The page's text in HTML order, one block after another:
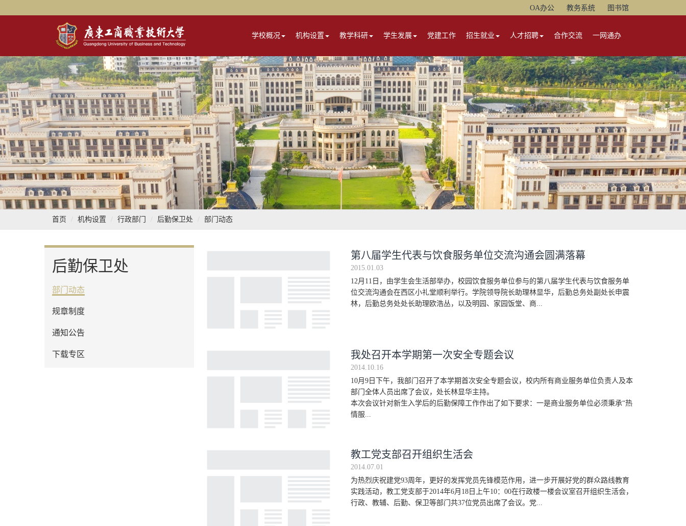
OA办公 教务系统 图书馆
学校概况 机构设置 教学科研 学生发展 党建工作 招生就业 人才招聘 合作交流 一网通办
首页 机构设置 行政部门 后勤保卫处 部门动态
后勤保卫处
部门动态
规章制度
通知公告
下载专区
第八届学生代表与饮食服务单位交流沟通会圆满落幕
2015.01.03
12月11日，由学生会生活部举办，校园饮食服务单位参与的第八届学生代表与饮食服务单
位交流沟通会在西区小礼堂顺利举行。学院领导院长助理林显华，后勤总务处副处长申震
林，后勤总务处处长助理欧浩丛，以及明园、家园饭堂、商...
我处召开本学期第一次安全专题会议
2014.10.16
10月9日下午，我部门召开了本学期首次安全专题会议，校内所有商业服务单位负责人及本
部门全体人员出席了会议，处长林显华主持。
本次会议针对新生入学后的后勤保障工作作出了如下要求：一是商业服务单位必须秉承“热
情服...
教工党支部召开组织生活会
2014.07.01
为热烈庆祝建党93周年，更好的发挥党员先锋模范作用，进一步开展好党的群众路线教育
实践活动，教工党支部于2014年6月18日上午10：00在行政楼一楼会议室召开组织生活会，
行政、教辅、后勤、保卫等部门共37位党员出席了会议。党...